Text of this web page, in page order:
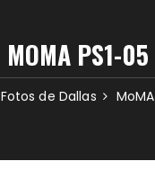
MOMA PS1-05
Fotos de Dallas